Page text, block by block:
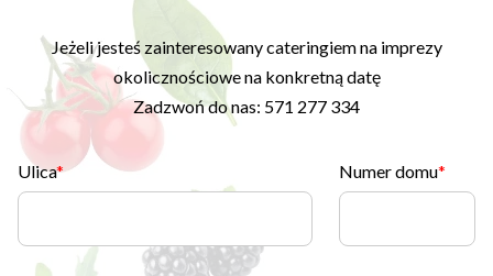
Jeżeli jesteś zainteresowany cateringiem na imprezy
okolicznościowe na konkretną datę
Zadzwoń do nas: 571 277 334
Ulica Numer domu